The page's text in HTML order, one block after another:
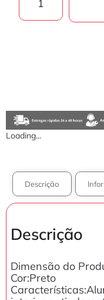
Loading...
Descrição
Descrição
Dimensão do
Cor:Preto